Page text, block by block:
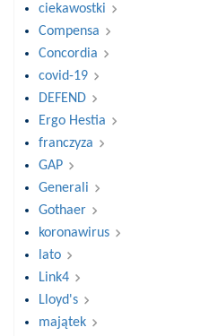
ciekawostki
Compensa
Concordia
covid-19
DEFEND
Ergo Hestia
franczyza
GAP
Generali
Gothaer
koronawirus
lato
Link4
Lloyd's
majątek